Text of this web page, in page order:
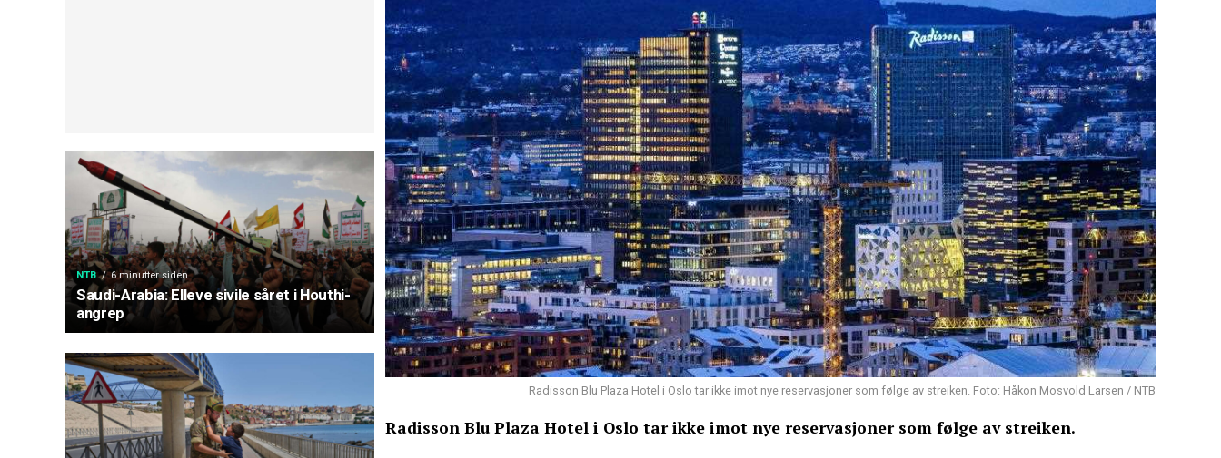
NTB 6 minutter siden
Saudi-Arabia: Elleve sivile såret i Houthi-
angrep
Radisson Blu Plaza Hotel i Oslo tar ikke imot nye reservasjoner som følge av streiken. Foto: Håkon Mosvold Larsen / NTB
Radisson Blu Plaza Hotel i Oslo tar ikke imot nye reservasjoner som følge av streiken.